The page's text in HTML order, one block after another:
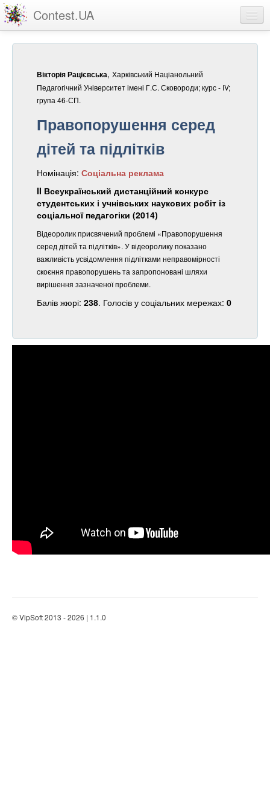
Contest.UA
Статистика
Вікторія Рацієвська, Харківський Націанольний
Педагогічний Університет імені Г.С. Сковороди; курс - IV;
група 46-СП.
Правопорушення серед
дітей та підлітків
Номінація: Соціальна реклама
II Всеукраїнський дистанційний конкурс
студентських і учнівських наукових робіт із
соціальної педагогіки (2014)
Відеоролик присвячений проблемі «Правопорушення
серед дітей та підлітків». У відеоролику показано
важливість усвідомлення підлітками неправомірності
скоєння правопорушень та запропоновані шляхи
вирішення зазначеної проблеми.
Балів жюрі: 238. Голосів у соціальних мережах: 0
© VipSoft 2013 - 2026 | 1.1.0